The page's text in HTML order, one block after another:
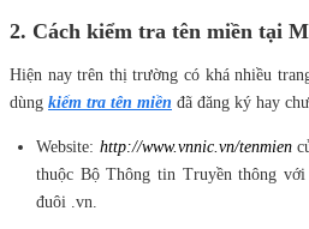
2. Cách kiểm tra tên miền tại
Hiện nay trên thị trường có khá nhiều
dùng kiểm tra tên miền đã đăng ký hay
Website: http://www.vnnic.vn/tenmien
thuộc Bộ Thông tin Truyền thông
đuôi .vn.